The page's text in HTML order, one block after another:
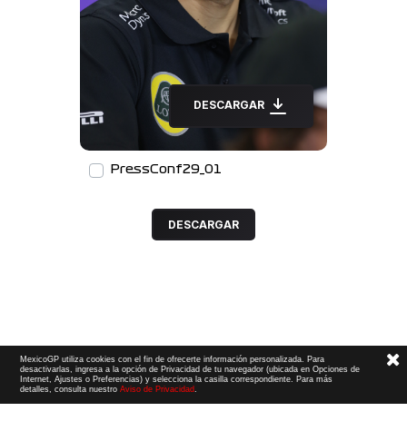
DESCARGAR
PressConf29_01
DESCARGAR
MexicoGP utiliza cookies con el fin de ofrecerte información personalizada. Para
desactivarlas, ingresa a la opción de Privacidad de tu navegador (ubicada en Opciones de
Internet, Ajustes o Preferencias) y selecciona la casilla correspondiente. Para más
detalles, consulta nuestroAviso de Privacidad.